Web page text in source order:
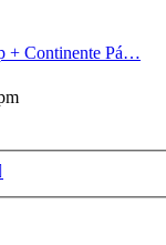
+ Continente Pá…